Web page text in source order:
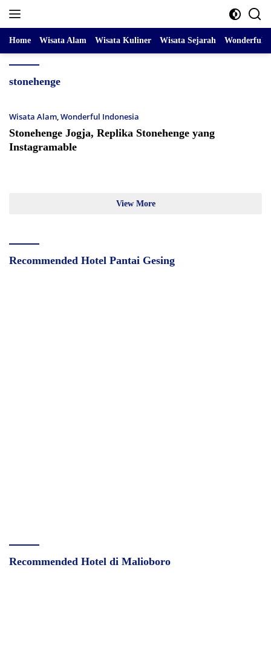
Home Wisata Alam Wisata Kuliner Wisata Sejarah Wonderful
stonehenge
Wisata Alam,Wonderful Indonesia
Stonehenge Jogja, Replika Stonehenge yang
Instagramable
View More
Recommended Hotel Pantai Gesing
Recommended Hotel di Malioboro